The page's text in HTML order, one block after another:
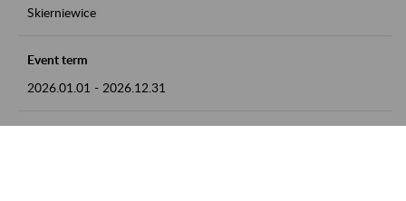
Skierniewice
Event term
2026.01.01 - 2026.12.31